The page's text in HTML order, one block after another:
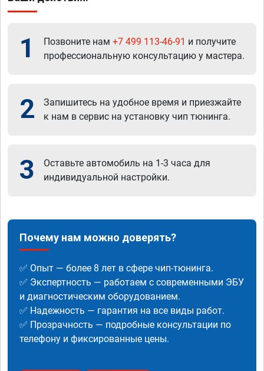
1 Позвоните нам +7 499 113-46-91 и получите
профессиональную консультацию у мастера.
2
Запишитесь на удобное время и приезжайте
к нам в сервис на установку чип тюнинга.
3
Оставьте автомобиль на 1-3 часа для
индивидуальной настройки.
Почему нам можно доверять?
✅ Опыт — более 8 лет в сфере чип-тюнинга.
✅ Экспертность — работаем с современными ЭБУ
и диагностическим оборудованием.
✅ Надежность — гарантия на все виды работ.
✅ Прозрачность — подробные консультации по
телефону и фиксированные цены.